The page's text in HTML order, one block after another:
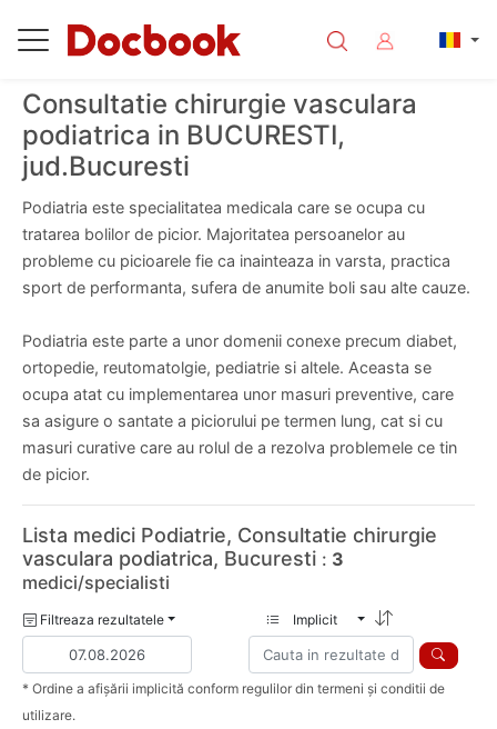
Consultatie chirurgie vasculara
podiatrica in BUCURESTI,
jud.Bucuresti
Podiatria este specialitatea medicala care se ocupa cu
tratarea bolilor de picior. Majoritatea persoanelor au
probleme cu picioarele fie ca inainteaza in varsta, practica
sport de performanta, sufera de anumite boli sau alte cauze.
Podiatria este parte a unor domenii conexe precum diabet,
ortopedie, reutomatolgie, pediatrie si altele. Aceasta se
ocupa atat cu implementarea unor masuri preventive, care
sa asigure o santate a piciorului pe termen lung, cat si cu
masuri curative care au rolul de a rezolva problemele ce tin
de picior.
Lista medici Podiatrie, Consultatie chirurgie
vasculara podiatrica, Bucuresti : 3
medici/specialisti
Filtreaza rezultatele Implicit
* Ordine a afișării implicită conform regulilor din termeni și conditii de
utilizare.